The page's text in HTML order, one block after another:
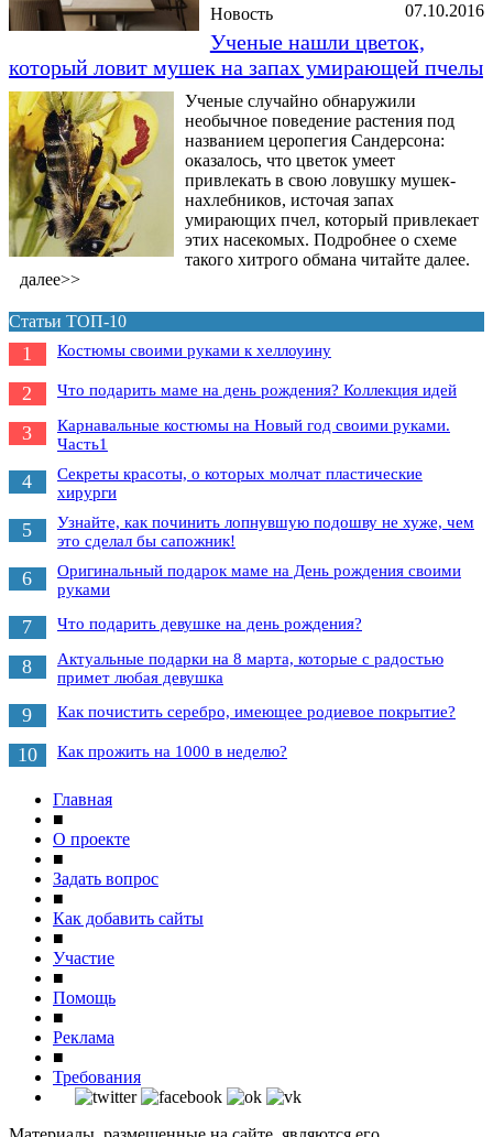
07.10.2016
Новость
Ученые нашли цветок,
который ловит мушек на запах умирающей пчелы
Ученые случайно обнаружили
необычное поведение растения под
названием церопегия Сандерсона:
оказалось, что цветок умеет
привлекать в свою ловушку мушек-
нахлебников, источая запах
умирающих пчел, который привлекает
этих насекомых. Подробнее о схеме
такого хитрого обмана читайте далее.
далее>>
Статьи ТОП-10
1 Костюмы своими руками к хеллоуину
2 Что подарить маме на день рождения? Коллекция идей
3
Карнавальные костюмы на Новый год своими руками.
Часть1
4
Секреты красоты, о которых молчат пластические
хирурги
5
Узнайте, как починить лопнувшую подошву не хуже, чем
это сделал бы сапожник!
6
Оригинальный подарок маме на День рождения своими
руками
7 Что подарить девушке на день рождения?
8
Актуальные подарки на 8 марта, которые с радостью
примет любая девушка
9 Как почистить серебро, имеющее родиевое покрытие?
10 Как прожить на 1000 в неделю?
Главная
■
О проекте
■
Задать вопрос
■
Как добавить сайты
■
Участие
■
Помощь
■
Реклама
■
Требования